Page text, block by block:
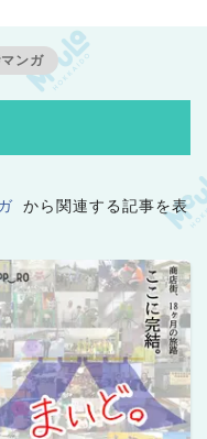
ンガ
から関連する記事を表